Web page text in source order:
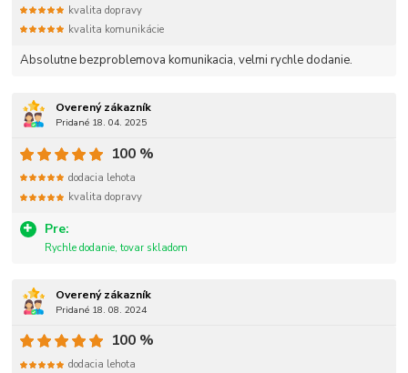
Absolutne bezproblemova komunikacia, velmi rychle dodanie.
kvalita dopravy
kvalita komunikácie
Overený zákazník
Pridané 18. 04. 2025
Pre:
Rychle dodanie, tovar skladom
100 %
dodacia lehota
kvalita dopravy
Overený zákazník
Pridané 18. 08. 2024
100 %
dodacia lehota